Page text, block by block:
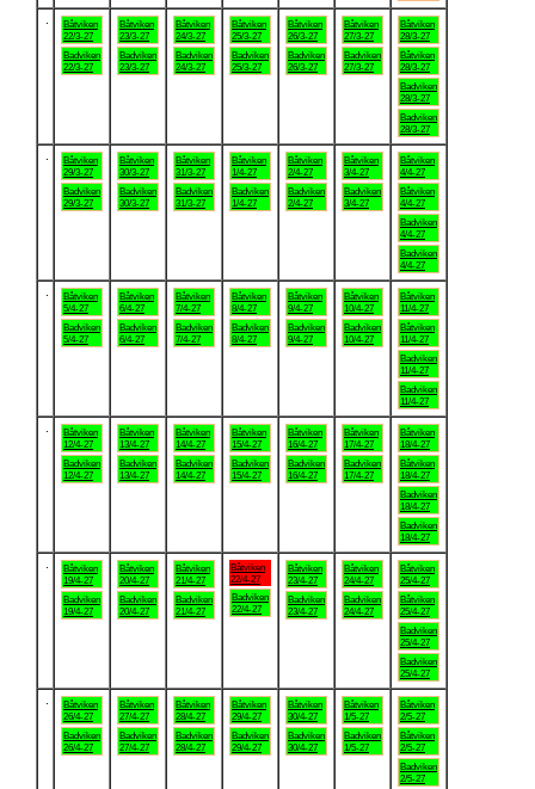
Båtviken
22/3-27
Badviken
22/3-27
Båtviken
23/3-27
Badviken
23/3-27
Båtviken
24/3-27
Badviken
24/3-27
Båtviken
25/3-27
Badviken
25/3-27
Båtviken
26/3-27
Badviken
26/3-27
Båtviken
27/3-27
Badviken
27/3-27
Båtviken
28/3-27
Båtviken
28/3-27
Badviken
28/3-27
Badviken
28/3-27
Båtviken
29/3-27
Badviken
29/3-27
Båtviken
30/3-27
Badviken
30/3-27
Båtviken
31/3-27
Badviken
31/3-27
Båtviken
1/4-27
Badviken
1/4-27
Båtviken
2/4-27
Badviken
2/4-27
Båtviken
3/4-27
Badviken
3/4-27
Båtviken
4/4-27
Båtviken
4/4-27
Badviken
4/4-27
Badviken
4/4-27
Båtviken
5/4-27
Badviken
5/4-27
Båtviken
6/4-27
Badviken
6/4-27
Båtviken
7/4-27
Badviken
7/4-27
Båtviken
8/4-27
Badviken
8/4-27
Båtviken
9/4-27
Badviken
9/4-27
Båtviken
10/4-27
Badviken
10/4-27
Båtviken
11/4-27
Båtviken
11/4-27
Badviken
11/4-27
Badviken
11/4-27
Båtviken
12/4-27
Badviken
12/4-27
Båtviken
13/4-27
Badviken
13/4-27
Båtviken
14/4-27
Badviken
14/4-27
Båtviken
15/4-27
Badviken
15/4-27
Båtviken
16/4-27
Badviken
16/4-27
Båtviken
17/4-27
Badviken
17/4-27
Båtviken
18/4-27
Båtviken
18/4-27
Badviken
18/4-27
Badviken
18/4-27
Båtviken
19/4-27
Badviken
19/4-27
Båtviken
20/4-27
Badviken
20/4-27
Båtviken
21/4-27
Badviken
21/4-27
Båtviken
22/4-27
Badviken
22/4-27
Båtviken
23/4-27
Badviken
23/4-27
Båtviken
24/4-27
Badviken
24/4-27
Båtviken
25/4-27
Båtviken
25/4-27
Badviken
25/4-27
Badviken
25/4-27
Båtviken
26/4-27
Badviken
26/4-27
Båtviken
27/4-27
Badviken
27/4-27
Båtviken
28/4-27
Badviken
28/4-27
Båtviken
29/4-27
Badviken
29/4-27
Båtviken
30/4-27
Badviken
30/4-27
Båtviken
1/5-27
Badviken
1/5-27
Båtviken
2/5-27
Båtviken
2/5-27
Badviken
2/5-27